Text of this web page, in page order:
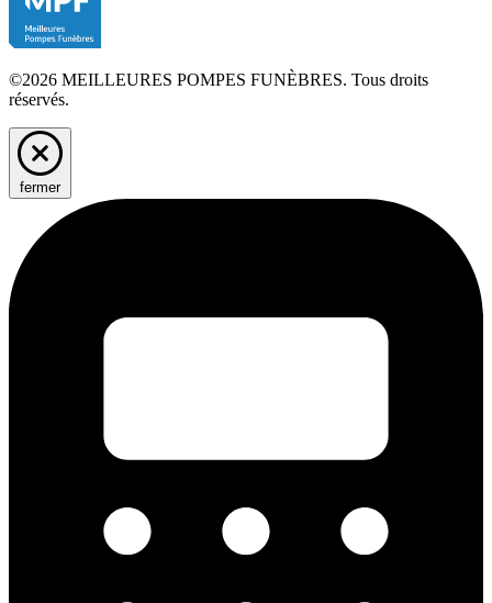
©2026 MEILLEURES POMPES FUNÈBRES. Tous droits
réservés.
fermer